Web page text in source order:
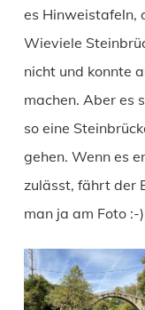
es Hinweistafeln,
Wieviele
nicht und konnte
machen. Aber es
so eine
gehen. Wenn es
zulässt, fährt der
man ja am Foto :-